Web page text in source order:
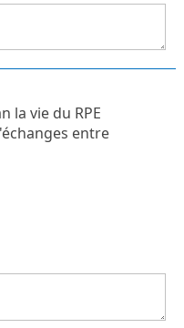
la vie du RPE
entre